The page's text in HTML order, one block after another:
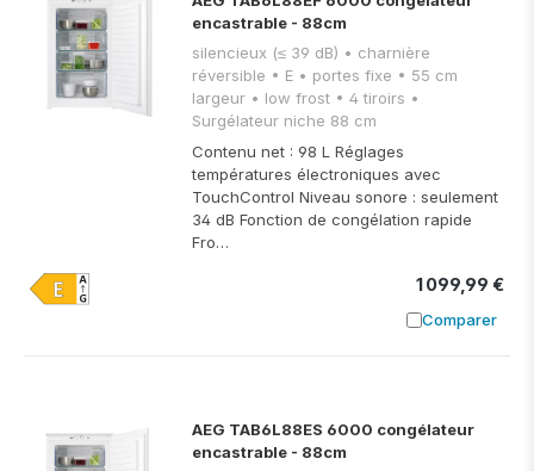
encastrable - 88cm
silencieux (≤ 39 dB) • charnière
réversible • E • portes fixe • 55 cm
largeur • low frost • 4 tiroirs •
Surgélateur niche 88 cm
Contenu net : 98 L Réglages
températures électroniques avec
TouchControl Niveau sonore : seulement
34 dB Fonction de congélation rapide
Fro…
1 099,99 €
Comparer
Ajouter à
AEG TAB6L88ES 6000 congélateur
encastrable - 88cm